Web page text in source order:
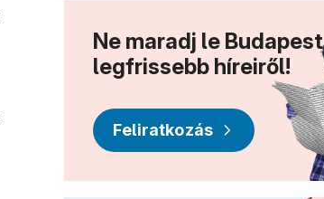
Ne maradj le Budapest
legfrissebb híreiről!
Feliratkozás